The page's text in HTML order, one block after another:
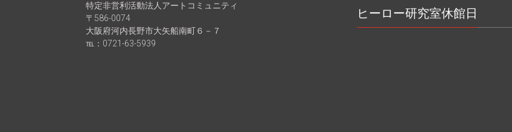
特定非営利活動法人アートコミュニティ
〒586-0074
大阪府河内長野市大矢船南町６－７
℡：0721-63-5939
ヒーロー研究室休館日